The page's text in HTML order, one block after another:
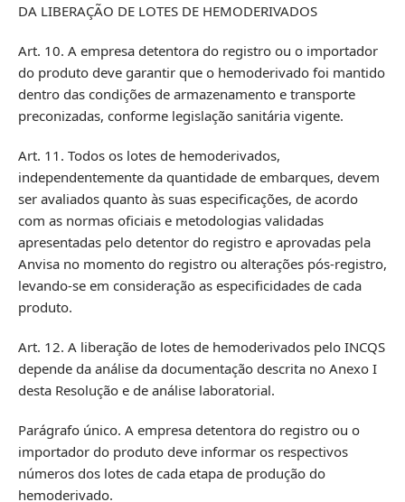
DA LIBERAÇÃO DE LOTES DE HEMODERIVADOS
Art. 10. A empresa detentora do registro ou o importador
do produto deve garantir que o hemoderivado foi mantido
dentro das condições de armazenamento e transporte
preconizadas, conforme legislação sanitária vigente.
Art. 11. Todos os lotes de hemoderivados,
independentemente da quantidade de embarques, devem
ser avaliados quanto às suas especificações, de acordo
com as normas oficiais e metodologias validadas
apresentadas pelo detentor do registro e aprovadas pela
Anvisa no momento do registro ou alterações pós-registro,
levando-se em consideração as especificidades de cada
produto.
Art. 12. A liberação de lotes de hemoderivados pelo INCQS
depende da análise da documentação descrita no Anexo I
desta Resolução e de análise laboratorial.
Parágrafo único. A empresa detentora do registro ou o
importador do produto deve informar os respectivos
números dos lotes de cada etapa de produção do
hemoderivado.